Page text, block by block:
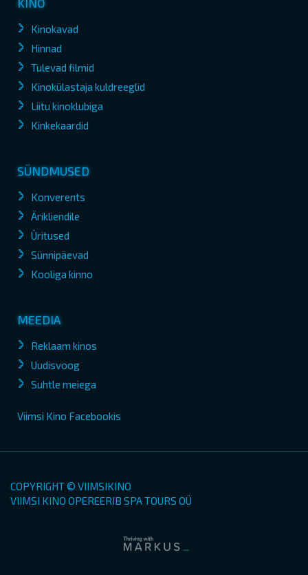
Kinokavad
Hinnad
Tulevad filmid
Kinokülastaja kuldreeglid
Liitu kinoklubiga
Kinkekaardid
SÜNDMUSED
Konverents
Ärikliendile
Üritused
Sünnipäevad
Kooliga kinno
MEEDIA
Reklaam kinos
Uudisvoog
Suhtle meiega
Viimsi Kino Facebookis
COPYRIGHT © VIIMSIKINO
VIIMSI KINO OPEREERIB SPA TOURS OÜ